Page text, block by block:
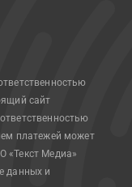
сайт
платежей может
«Текст Медиа»
данных и